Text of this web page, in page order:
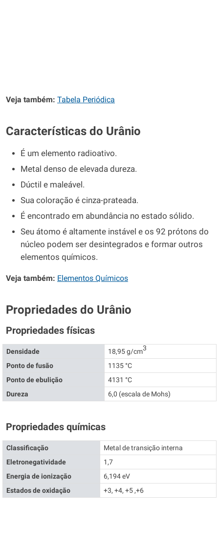
Veja também: Tabela Periódica
Características do Urânio
É um elemento radioativo.
Metal denso de elevada dureza.
Dúctil e maleável.
Sua coloração é cinza-prateada.
É encontrado em abundância no estado sólido.
Seu átomo é altamente instável e os 92 prótons do
núcleo podem ser desintegrados e formar outros
elementos químicos.
Veja também: Elementos Químicos
Propriedades do Urânio
Propriedades físicas
Densidade 18,95 g/cm3
Ponto de fusão
1135 °C
Ponto de ebulição
4131 °C
Dureza
6,0 (escala de Mohs)
Propriedades químicas
Classificação
Metal de transição interna
Eletronegatividade
1,7
Energia de ionização
6,194 eV
Estados de oxidação
+3, +4, +5 ,+6